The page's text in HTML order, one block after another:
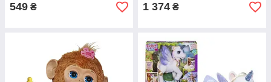
549 ₴ 1 374 ₴